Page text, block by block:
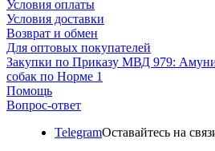
Условия оплаты
Условия доставки
Возврат и обмен
Для оптовых покупателей
Закупки по Приказу МВД 979:
собак по Норме 1
Помощь
Вопрос-ответ
TelegramОставайтесь на